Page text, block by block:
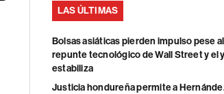
LAS ÚLTIMAS
Bolsas asiáticas pierden impulso pese al
repunte tecnológico de Wall Street y el
estabiliza
Justicia hondureña permite a